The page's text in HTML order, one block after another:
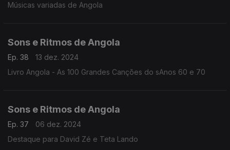
Músicas variadas de Angola
Sons e Ritmos de Angola
Ep. 38
13 dez. 2024
Livro Angola - As 100 Grandes Canções do sAnos 60 e 70
Sons e Ritmos de Angola
Ep. 37
06 dez. 2024
Destaque para David Zé e Teta Lando